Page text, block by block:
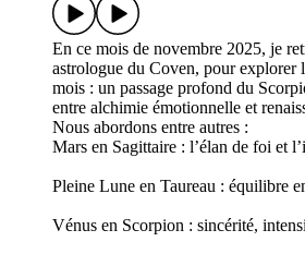
En ce mois de novembre 2025, je
astrologue du Coven, pour explorer
mois : un passage profond du
entre alchimie émotionnelle et
Nous abordons entre autres :
Mars en Sagittaire : l’élan de foi et
Pleine Lune en Taureau : équilibre
Vénus en Scorpion : sincérité,